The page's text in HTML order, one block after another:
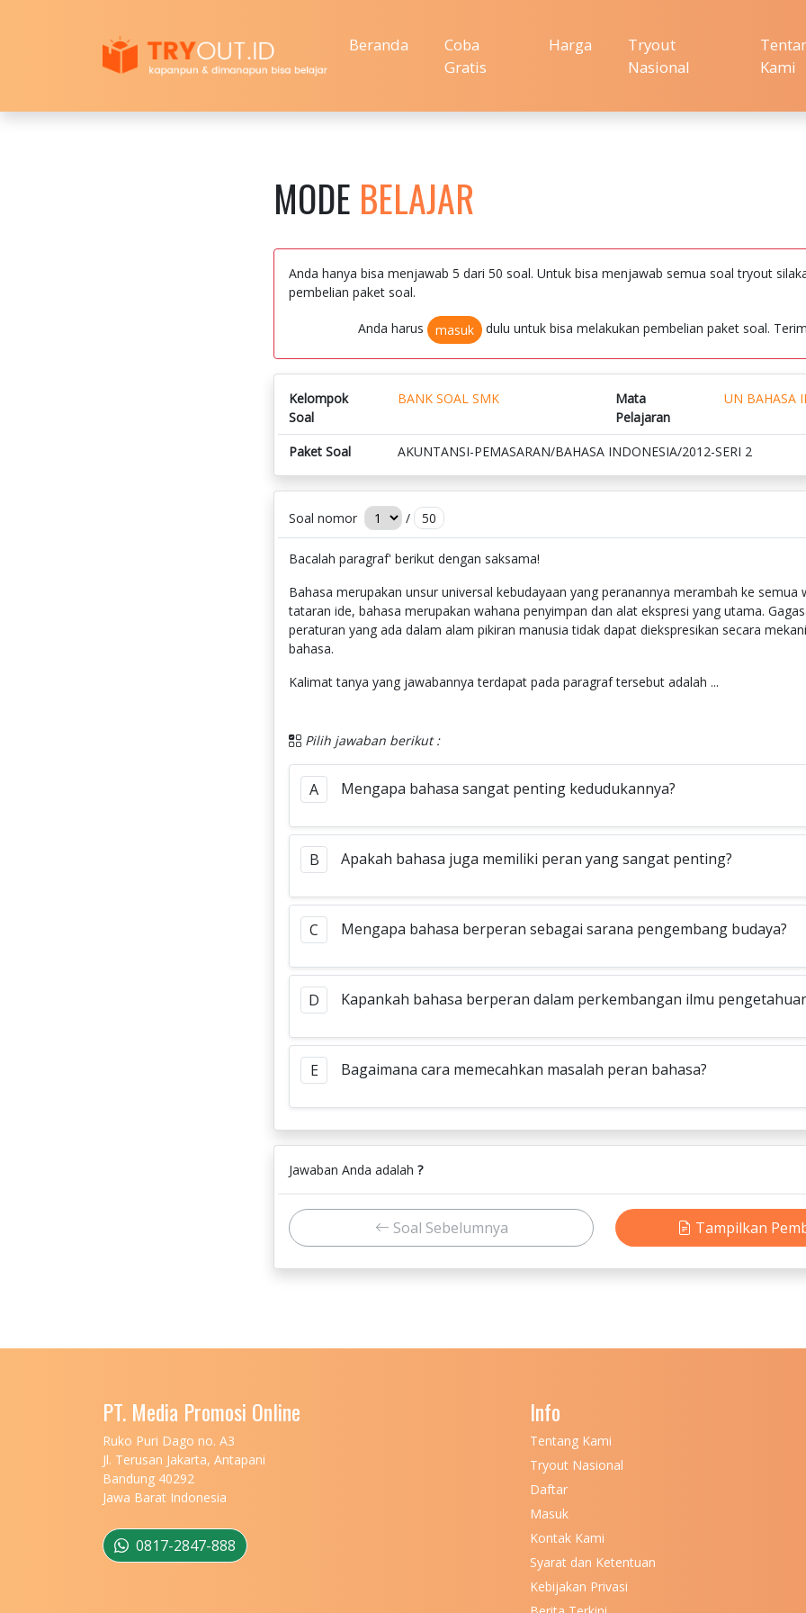
Beranda
Coba
Gratis
Harga
Tryout
Nasional
Kami
MODE BELAJAR
Anda hanya bisa menjawab 5 dari 50 soal. Untuk bisa menjawab semua soal tryout
pembelian paket soal.
Anda harus masuk dulu untuk bisa melakukan pembelian paket soal.
Kelompok
Soal
BANK SOAL SMK
Mata
Pelajaran
UN BAHASA
Paket Soal AKUNTANSI-PEMASARAN/BAHASA INDONESIA/2012-SERI 2
Soal nomor / 50
Bacalah paragraf' berikut dengan saksama!
Bahasa merupakan unsur universal kebudayaan yang peranannya merambah ke semua
tataran ide, bahasa merupakan wahana penyimpan dan alat ekspresi yang utama.
peraturan yang ada dalam alam pikiran manusia tidak dapat diekspresikan secara
bahasa.
Kalimat tanya yang jawabannya terdapat pada paragraf tersebut adalah ...
Pilih jawaban berikut :
A Mengapa bahasa sangat penting kedudukannya?
B Apakah bahasa juga memiliki peran yang sangat penting?
C Mengapa bahasa berperan sebagai sarana pengem­bang budaya?
D Kapankah bahasa berperan dalam perkembangan ilmu
E Bagaimana cara memecahkan masalah peran bahasa?
Jawaban Anda adalah ?
Soal Sebelumnya Tampilkan
PT. Media Promosi Online
Ruko Puri Dago no. A3
Jl. Terusan Jakarta, Antapani
Bandung 40292
Jawa Barat Indonesia
0817-2847-888
Info
Tentang Kami
Tryout Nasional
Daftar
Masuk
Kontak Kami
Syarat dan Ketentuan
Kebijakan Privasi